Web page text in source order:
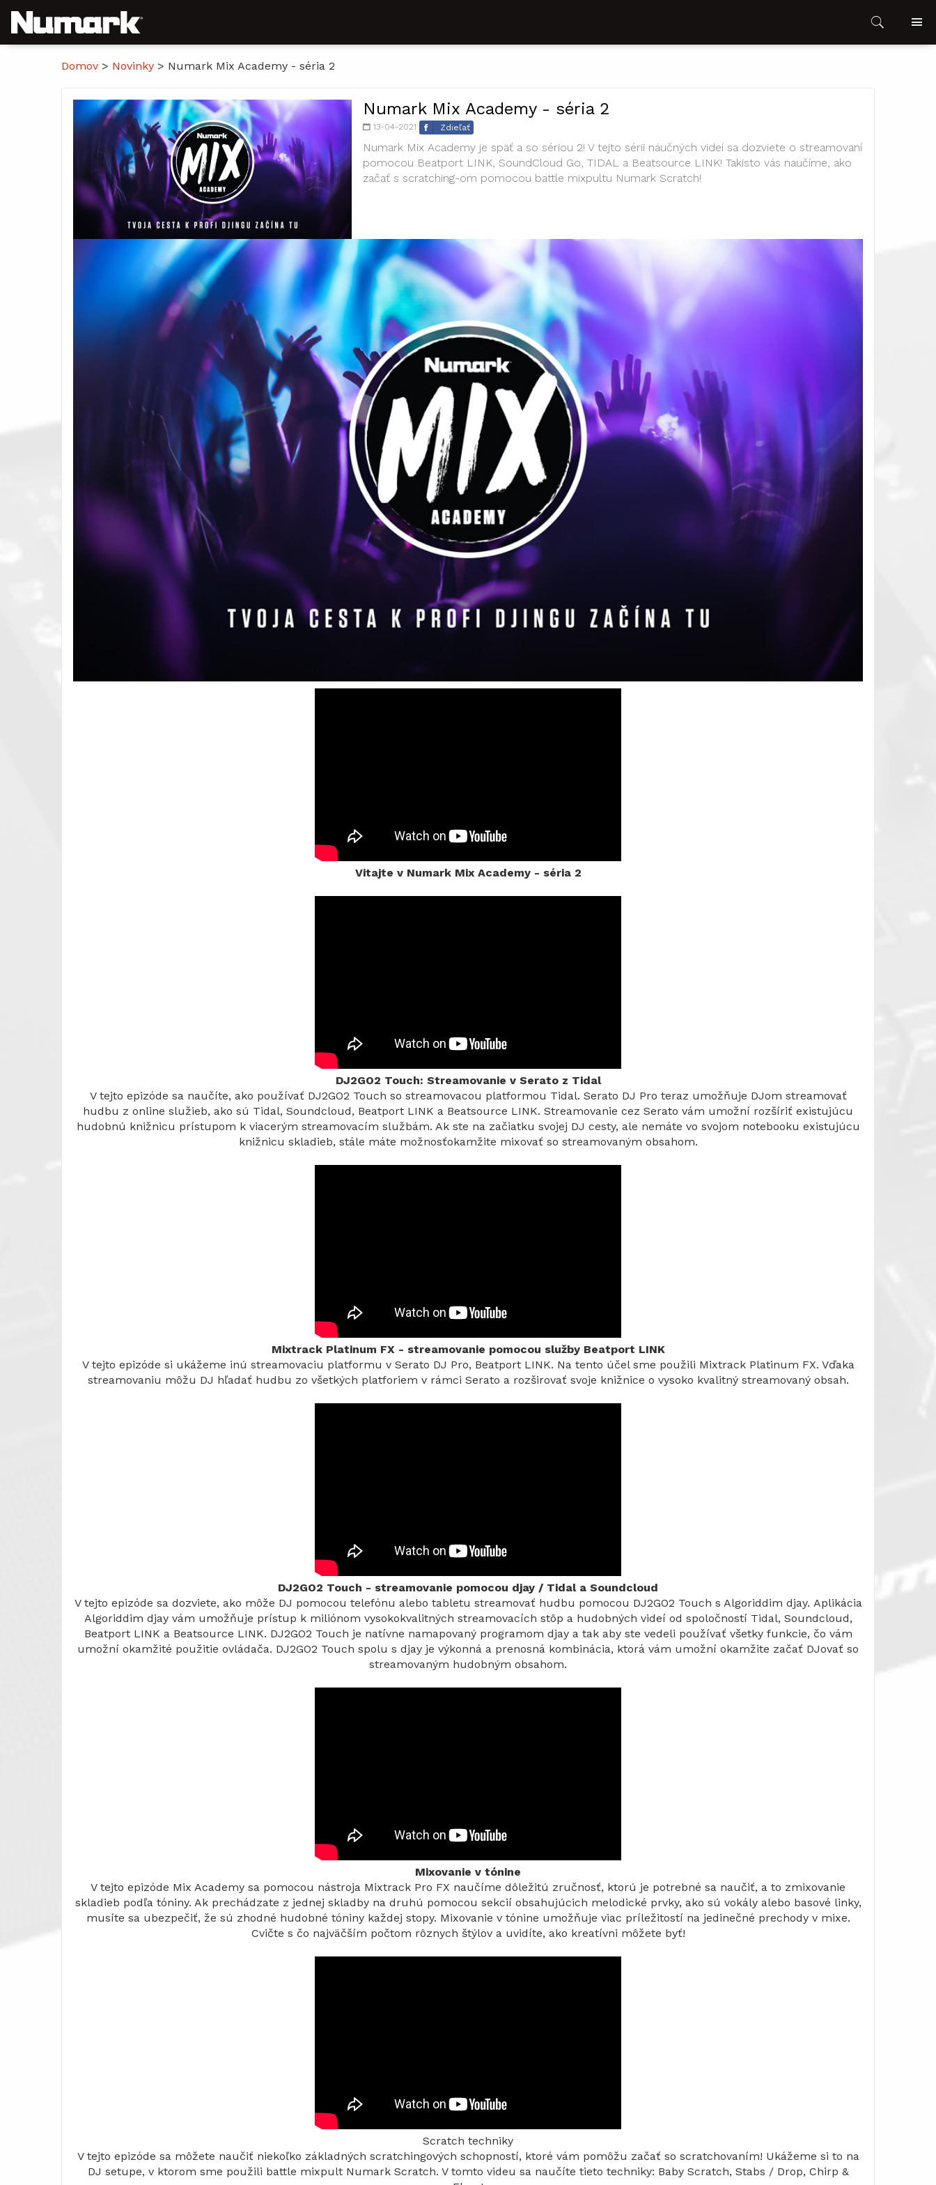
Domov > Novinky > Numark Mix Academy - séria 2
Numark Mix Academy - séria 2
13-04-2021 Zdieľať
Numark Mix Academy je späť a so sériou 2! V tejto sérii náučných videí sa dozviete o streamovaní
pomocou Beatport LINK, SoundCloud Go, TIDAL a Beatsource LINK! Takisto vás naučíme, ako
začať s scratching-om pomocou battle mixpultu Numark Scratch!
Vitajte v Numark Mix Academy - séria 2
DJ2GO2 Touch: Streamovanie v Serato z Tidal
V tejto epizóde sa naučíte, ako používať DJ2GO2 Touch so streamovacou platformou Tidal. Serato DJ Pro teraz umožňuje DJom streamovať
hudbu z online služieb, ako sú Tidal, Soundcloud, Beatport LINK a Beatsource LINK. Streamovanie cez Serato vám umožní rozšíriť existujúcu
hudobnú knižnicu prístupom k viacerým streamovacím službám. Ak ste na začiatku svojej DJ cesty, ale nemáte vo svojom notebooku existujúcu
knižnicu skladieb, stále máte možnosťokamžite mixovať so streamovaným obsahom.
Mixtrack Platinum FX - streamovanie pomocou služby Beatport LINK
V tejto epizóde si ukážeme inú streamovaciu platformu v Serato DJ Pro, Beatport LINK. Na tento účel sme použili Mixtrack Platinum FX. Vďaka
streamovaniu môžu DJ hľadať hudbu zo všetkých platforiem v rámci Serato a rozširovať svoje knižnice o vysoko kvalitný streamovaný obsah.
DJ2GO2 Touch - streamovanie pomocou djay / Tidal a Soundcloud
V tejto epizóde sa dozviete, ako môže DJ pomocou telefónu alebo tabletu streamovať hudbu pomocou DJ2GO2 Touch s Algoriddim djay. Aplikácia
Algoriddim djay vám umožňuje prístup k miliónom vysokokvalitných streamovacích stôp a hudobných videí od spoločností Tidal, Soundcloud,
Beatport LINK a Beatsource LINK. DJ2GO2 Touch je natívne namapovaný programom djay a tak aby ste vedeli používať všetky funkcie, čo vám
umožní okamžité použitie ovládača. DJ2GO2 Touch spolu s djay je výkonná a prenosná kombinácia, ktorá vám umožní okamžite začať DJovať so
streamovaným hudobným obsahom.
Mixovanie v tónine
V tejto epizóde Mix Academy sa pomocou nástroja Mixtrack Pro FX naučíme dôležitú zručnosť, ktorú je potrebné sa naučiť, a to zmixovanie
skladieb podľa tóniny. Ak prechádzate z jednej skladby na druhú pomocou sekcií obsahujúcich melodické prvky, ako sú vokály alebo basové linky,
musíte sa ubezpečiť, že sú zhodné hudobné tóniny každej stopy. Mixovanie v tónine umožňuje viac príležitostí na jedinečné prechody v mixe.
Cvičte s čo najväčším počtom rôznych štýlov a uvidíte, ako kreatívni môžete byť!
Scratch techniky
V tejto epizóde sa môžete naučiť niekoľko základných scratchingových schopností, ktoré vám pomôžu začať so scratchovaním! Ukážeme si to na
DJ setupe, v ktorom sme použili battle mixpult Numark Scratch. V tomto videu sa naučíte tieto techniky: Baby Scratch, Stabs / Drop, Chirp &